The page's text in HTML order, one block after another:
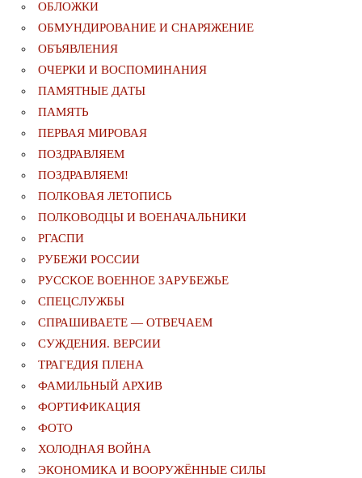
ОБЛОЖКИ
ОБМУНДИРОВАНИЕ И СНАРЯЖЕНИЕ
ОБЪЯВЛЕНИЯ
ОЧЕРКИ И ВОСПОМИНАНИЯ
ПАМЯТНЫЕ ДАТЫ
ПАМЯТЬ
ПЕРВАЯ МИРОВАЯ
ПОЗДРАВЛЯЕМ
ПОЗДРАВЛЯЕМ!
ПОЛКОВАЯ ЛЕТОПИСЬ
ПОЛКОВОДЦЫ И ВОЕНАЧАЛЬНИКИ
РГАСПИ
РУБЕЖИ РОССИИ
РУССКОЕ ВОЕННОЕ ЗАРУБЕЖЬЕ
СПЕЦСЛУЖБЫ
СПРАШИВАЕТЕ — ОТВЕЧАЕМ
СУЖДЕНИЯ. ВЕРСИИ
ТРАГЕДИЯ ПЛЕНА
ФАМИЛЬНЫЙ АРХИВ
ФОРТИФИКАЦИЯ
ФОТО
ХОЛОДНАЯ ВОЙНА
ЭКОНОМИКА И ВООРУЖЁННЫЕ СИЛЫ